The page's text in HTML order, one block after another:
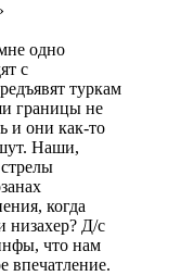
одно
с
туркам
границы не
и они как-то
Наши,
когда
низахер? Д/с
что нам
впечатление.